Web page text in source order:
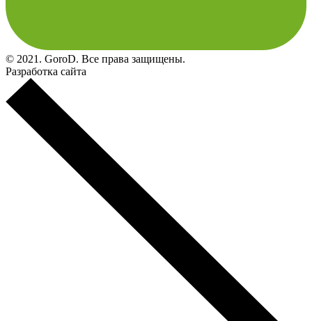
© 2021. GoroD. Все права защищены.
Разработка сайта